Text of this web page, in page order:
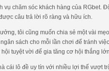
vụ chăm sóc khách hàng của RGbet.
câu trả lời rõ ràng và hữu ích.
tôi cũng muốn chia sẻ một vài
sách cho mỗi lần chơi để tránh
tuyệt vời để gia tăng cơ hội thắng lớn.
cái lô đề uy tín với nhiều lợi thế vượt